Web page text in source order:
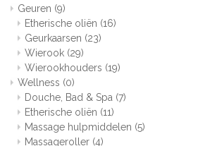
Geuren (9)
Etherische oliën (16)
Geurkaarsen (23)
Wierook (29)
Wierookhouders (19)
Wellness (0)
Douche, Bad & Spa (7)
Etherische oliën (11)
Massage hulpmiddelen (5)
Massageroller (4)